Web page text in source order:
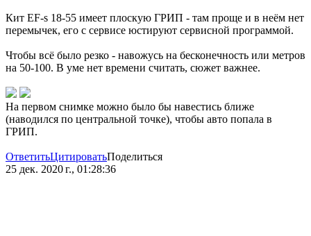
Кит EF-s 18-55 имеет плоскую ГРИП - там проще и в неём нет
перемычек, его с сервисе юстируют сервисной программой.
Чтобы всё было резко - навожусь на бесконечность или метров
на 50-100. В уме нет времени считать, сюжет важнее.
На первом снимке можно было бы навестись ближе
(наводился по центральной точке), чтобы авто попала в
ГРИП.
ОтветитьЦитироватьПоделиться
25 дек. 2020 г., 01:28:36